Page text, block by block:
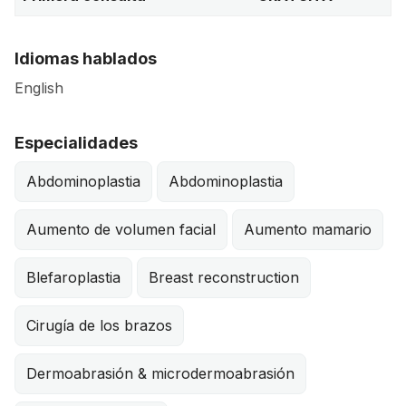
Idiomas hablados
English
Especialidades
Abdominoplastia Abdominoplastia
Aumento de volumen facial Aumento mamario
Blefaroplastia Breast reconstruction
Cirugía de los brazos
Dermoabrasión & microdermoabrasión